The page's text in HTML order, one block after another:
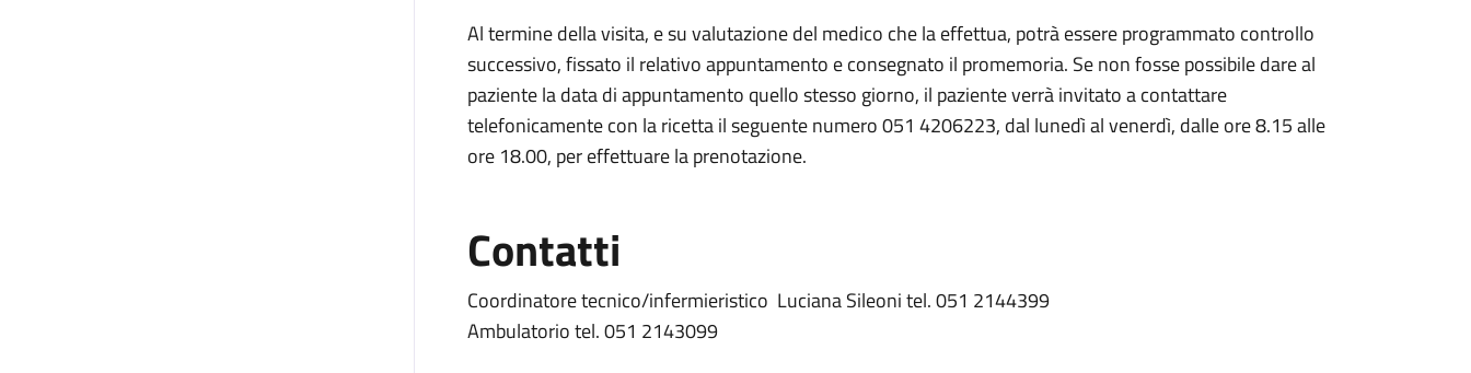
Al termine della visita, e su valutazione del medico che la effettua, potrà essere programmato controllo
successivo, fissato il relativo appuntamento e consegnato il promemoria. Se non fosse possibile dare al
paziente la data di appuntamento quello stesso giorno, il paziente verrà invitato a contattare
telefonicamente con la ricetta il seguente numero 051 4206223, dal lunedì al venerdì, dalle ore 8.15 alle
ore 18.00, per effettuare la prenotazione.
Contatti
Coordinatore tecnico/infermieristico Luciana Sileoni tel. 051 2144399
Ambulatorio tel. 051 2143099